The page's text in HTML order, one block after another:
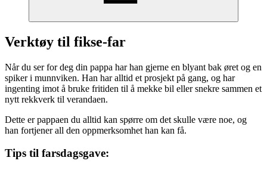
Verktøy til fikse-far
Når du ser for deg din pappa har han gjerne en blyant bak øret og en
spiker i munnviken. Han har alltid et prosjekt på gang, og har
ingenting imot å bruke fritiden til å mekke bil eller snekre sammen et
nytt rekkverk til verandaen.
Dette er pappaen du alltid kan spørre om det skulle være noe, og
han fortjener all den oppmerksomhet han kan få.
Tips til farsdagsgave: